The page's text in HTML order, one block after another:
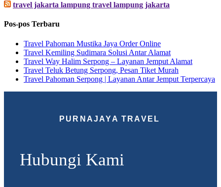
travel jakarta lampung travel lampung jakarta
Pos-pos Terbaru
Travel Pahoman Mustika Jaya Order Online
Travel Kemiling Sudimara Solusi Antar Alamat
Travel Way Halim Serpong – Layanan Jemput Alamat
Travel Teluk Betung Serpong, Pesan Tiket Murah
Travel Pahoman Serpong | Layanan Antar Jemput Terpercaya
PURNAJAYA TRAVEL
Hubungi Kami